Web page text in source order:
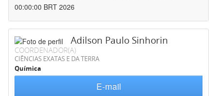
00:00:00 BRT 2026
Adilson Paulo Sinhorin
COORDENADOR(A)
CIÊNCIAS EXATAS E DA TERRA
Química
E-mail